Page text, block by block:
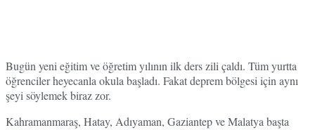
Bugün yeni eğitim ve öğretim yılının ilk ders zili çaldı. Tüm yurtta
öğrenciler heyecanla okula başladı. Fakat deprem bölgesi için aynı
şeyi söylemek biraz zor.
Kahramanmaraş, Hatay, Adıyaman, Gaziantep ve Malatya başta